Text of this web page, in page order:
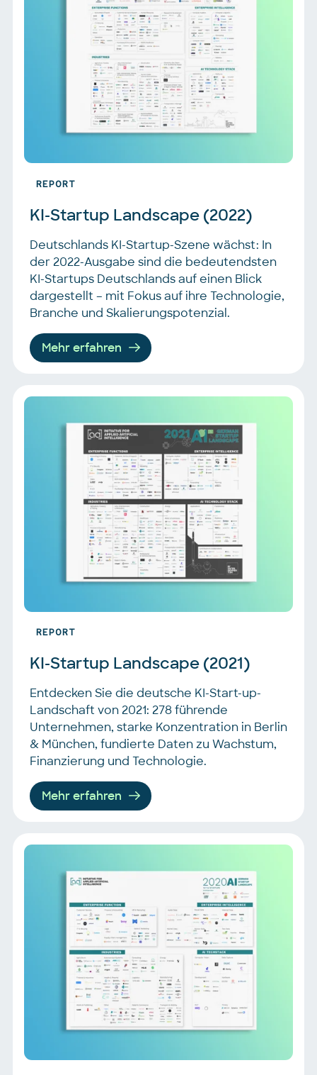
REPORT
KI-Startup Landscape (2022)
Deutschlands KI-Startup-Szene wächst: In
der 2022-Ausgabe sind die bedeutendsten
KI-Startups Deutschlands auf einen Blick
dargestellt – mit Fokus auf ihre Technologie,
Branche und Skalierungspotenzial.
Mehr erfahren
REPORT
KI-Startup Landscape (2021)
Entdecken Sie die deutsche KI-Start-up-
Landschaft von 2021: 278 führende
Unternehmen, starke Konzentration in Berlin
& München, fundierte Daten zu Wachstum,
Finanzierung und Technologie.
Mehr erfahren